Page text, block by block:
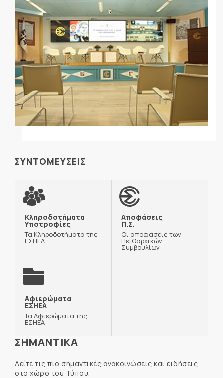
ΣΥΝΤΟΜΕΥΣΕΙΣ
Κληροδοτήματα
Υποτροφίες
Τα Κληροδοτήματα της
ΕΣΗΕΑ
Αποφάσεις
Π.Σ.
Οι αποφάσεις των
Πειθαρχικών
Συμβουλίων
Αφιερώματα
ΕΣΗΕΑ
Τα Αφιερώματα της
ΕΣΗΕΑ
ΣΗΜΑΝΤΙΚΑ
Δείτε τις πιο σημαντικές ανακοινώσεις και ειδήσεις
στο χώρο του Τύπου.